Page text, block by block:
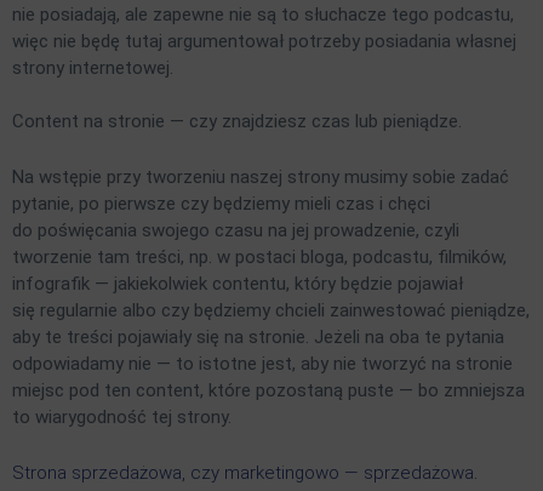
nie posiadają, ale zapewne nie są to słuchacze tego podcastu,
więc nie będę tutaj argumentował potrzeby posiadania własnej
strony internetowej.
Content na stronie — czy znajdziesz czas lub pieniądze.
Na wstępie przy tworzeniu naszej strony musimy sobie zadać
pytanie, po pierwsze czy będziemy mieli czas i chęci
do poświęcania swojego czasu na jej prowadzenie, czyli
tworzenie tam treści, np. w postaci bloga, podcastu, filmików,
infografik — jakiekolwiek contentu, który będzie pojawiał
się regularnie albo czy będziemy chcieli zainwestować pieniądze,
aby te treści pojawiały się na stronie. Jeżeli na oba te pytania
odpowiadamy nie — to istotne jest, aby nie tworzyć na stronie
miejsc pod ten content, które pozostaną puste — bo zmniejsza
to wiarygodność tej strony.
Strona sprzedażowa, czy marketingowo — sprzedażowa.